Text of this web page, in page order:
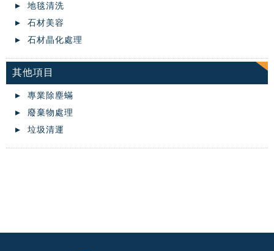
地毯清洗
石材美容
石材晶化處理
其他項目
專業除塵蟎
廢棄物處理
垃圾清運